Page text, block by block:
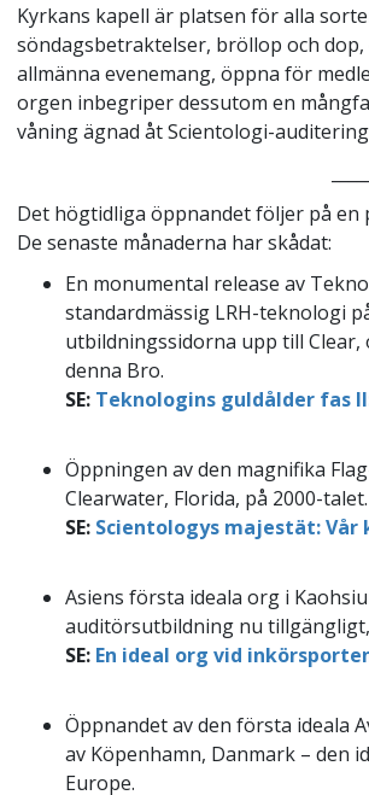
Kyrkans kapell är platsen för alla
söndagsbetraktelser, bröllop och
allmänna evenemang, öppna för
orgen inbegriper dessutom en
våning ägnad åt Scientologi-
Det högtidliga öppnandet följer på
De senaste månaderna har skådat:
En monumental release av
standardmässig LRH-teknologi
utbildningssidorna upp till
denna Bro.
SE: Teknologins guldålder fas
Öppningen av den magnifika
Clearwater, Florida, på 2000-talet.
SE: Scientologys majestät: Vår
Asiens första ideala org i
auditörsutbildning nu
SE: En ideal org vid
Öppnandet av den första ideala
av Köpenhamn, Danmark – den
Europe.